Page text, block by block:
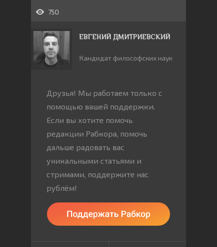
750
ЕВГЕНИЙ ДМИТРИЕВСКИЙ
Кандидат философских наук
Друзья! Мы работаем только с
помощью вашей поддержки.
Если вы хотите помочь
редакции Рабкора, помочь
дальше радовать вас
уникальными статьями и
стримами, поддержите нас
рублём!